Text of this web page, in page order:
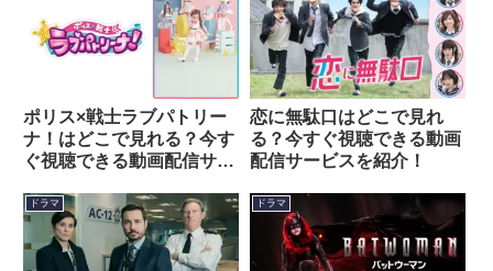
ポリス×戦士ラブパトリー
ナ！はどこで見れる？今す
ぐ視聴できる動画配信サー
恋に無駄口はどこで見れ
る？今すぐ視聴できる動画
配信サービスを紹介！
ドラマ ドラマ